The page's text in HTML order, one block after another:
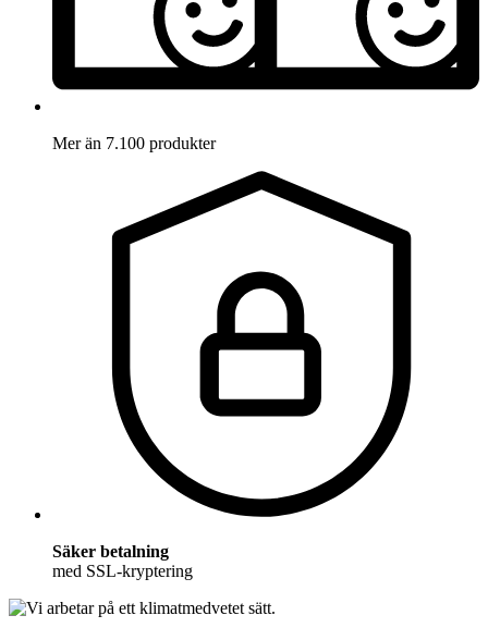
Mer än 7.100 produkter
Säker betalning
med SSL-kryptering